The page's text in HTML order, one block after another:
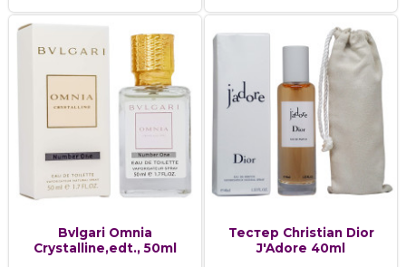
Bvlgari Omnia
Crystalline,edt., 50ml
Тестер Christian Dior
J'Adore 40ml